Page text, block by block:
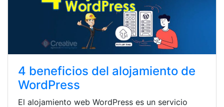
4 beneficios del alojamiento de
WordPress
El alojamiento web WordPress es un servicio